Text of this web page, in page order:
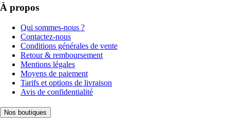
À propos
Qui sommes-nous ?
Contactez-nous
Conditions générales de vente
Retour & remboursement
Mentions légales
Moyens de paiement
Tarifs et options de livraison
Avis de confidentialité
Nos boutiques